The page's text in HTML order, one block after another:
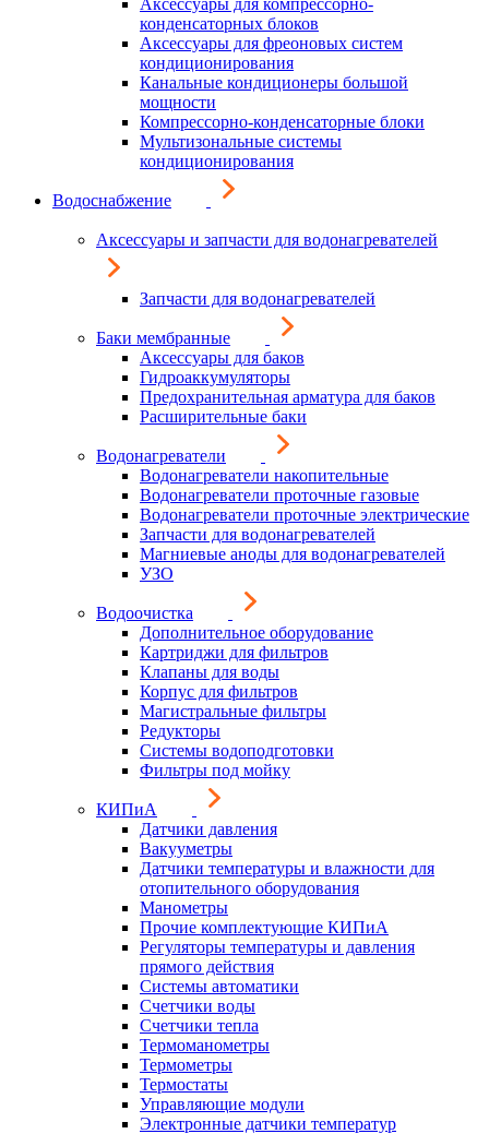
Аксессуары для компрессорно-
конденсаторных блоков
Аксессуары для фреоновых систем
кондиционирования
Канальные кондиционеры большой
мощности
Компрессорно-конденсаторные блоки
Мультизональные системы
кондиционирования
Водоснабжение
Аксессуары и запчасти для водонагревателей
Запчасти для водонагревателей
Баки мембранные
Аксессуары для баков
Гидроаккумуляторы
Предохранительная арматура для баков
Расширительные баки
Водонагреватели
Водонагреватели накопительные
Водонагреватели проточные газовые
Водонагреватели проточные электрические
Запчасти для водонагревателей
Магниевые аноды для водонагревателей
УЗО
Водоочистка
Дополнительное оборудование
Картриджи для фильтров
Клапаны для воды
Корпус для фильтров
Магистральные фильтры
Редукторы
Системы водоподготовки
Фильтры под мойку
КИПиА
Датчики давления
Вакууметры
Датчики температуры и влажности для
отопительного оборудования
Манометры
Прочие комплектующие КИПиА
Регуляторы температуры и давления
прямого действия
Системы автоматики
Счетчики воды
Счетчики тепла
Термоманометры
Термометры
Термостаты
Управляющие модули
Электронные датчики температур